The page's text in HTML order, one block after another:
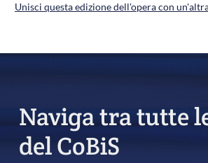
Unisci questa edizione dell'opera con
Naviga tra tutte
del CoBiS